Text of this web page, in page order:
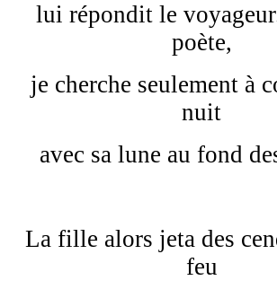
lui répondit le
poète,
je cherche seulement à
nuit
avec sa lune au fond
La fille alors jeta des
feu